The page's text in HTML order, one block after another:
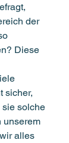
der
Diese
sicher,
solche
unserem
alles